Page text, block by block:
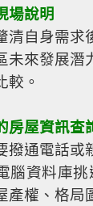
場說明
清自身需求
未來發展潛
較。
房屋資訊查
撥通電話或
腦資料庫
產權、格局